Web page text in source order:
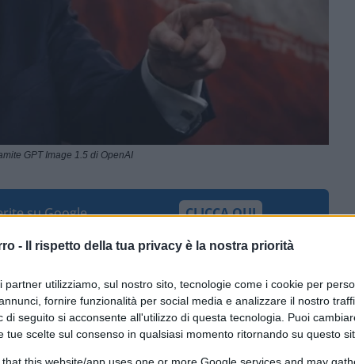
- Il rispetto della tua privacy è la nostra priorità
partner utilizziamo, sul nostro sito, tecnologie come i cookie per
fornire funzionalità per social media e analizzare il nostro
di seguito si acconsente all'utilizzo di questa tecnologia. Puoi
tue scelte sul consenso in qualsiasi momento ritornando su questo
that this website/app uses one or more Google services and may
GPT Image 1.5 di OpenAI
su Google CLICCA QUI
ha dichiarato pubblicamente che il
conl’Iransono finiti. “Non voglio più
Trump a margine del vertice NATO,